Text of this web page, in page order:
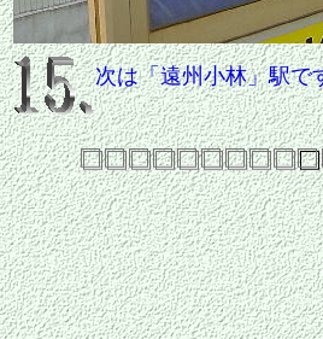
次は「遠州小林」駅で